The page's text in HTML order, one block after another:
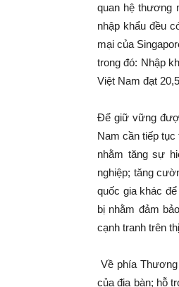
quan hệ thương
nhập khẩu đều
mại của
trong đó: Nhập
Việt Nam đạt
Để giữ vững
Nam cần tiếp
nhằm tăng sự
nghiệp; tăng
quốc gia khác
bị nhằm đảm
cạnh tranh trên
Về phía
của địa bàn; hỗ